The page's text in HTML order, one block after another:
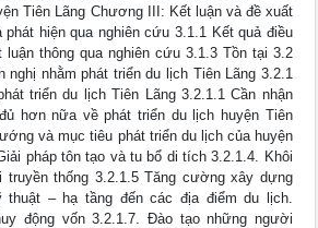
Tiên Lãng Chương III: Kết luận và đề xuất
hiện qua nghiên cứu 3.1.1 Kết quả điều
luận thông qua nghiên cứu 3.1.3 Tồn tại 3.2
nghị nhằm phát triển du lịch Tiên Lãng 3.2.1
triển du lịch Tiên Lãng 3.2.1.1 Cần nhận
hơn nữa về phát triển du lịch huyện Tiên
và mục tiêu phát triển du lịch của huyện
pháp tôn tạo và tu bổ di tích 3.2.1.4. Khôi
truyền thống 3.2.1.5 Tăng cường xây dựng
– hạ tầng đến các địa điểm du lịch.
động vốn 3.2.1.7. Đào tạo những người